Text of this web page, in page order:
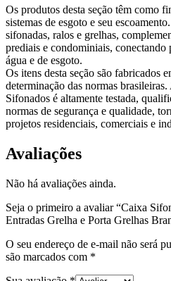
Os produtos desta seção têm como
sistemas de esgoto e seu
sifonadas, ralos e grelhas,
prediais e condominiais,
água e de esgoto.
Os itens desta seção são fabricados
determinação das normas
Sifonados é altamente testada,
normas de segurança e qualidade,
projetos residenciais, comerciais e
Avaliações
Não há avaliações ainda.
Seja o primeiro a avaliar “Caixa
Entradas Grelha e Porta Grelhas
O seu endereço de e-mail não será
são marcados com *